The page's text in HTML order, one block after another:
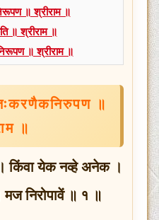
॥ श्रीराम ॥
॥ श्रीराम ॥
॥ श्रीराम ॥
॥
॥
येक नव्हे अनेक ।
निरोपावें ॥ १ ॥